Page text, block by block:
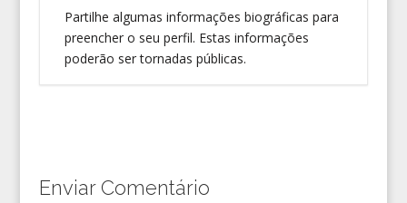
Partilhe algumas informações biográficas para
preencher o seu perfil. Estas informações
poderão ser tornadas públicas.
Enviar Comentário